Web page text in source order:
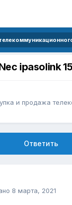
ipasolink
и продажа
Ответить
8 марта, 2021